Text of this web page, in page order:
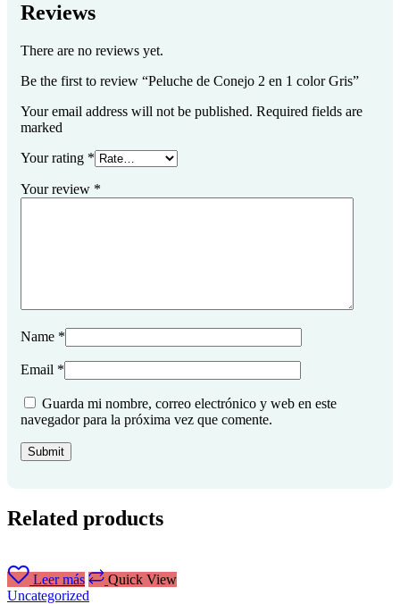
Reviews
There are no reviews yet.
Be the first to review “Peluche de Conejo 2 en 1 color Gris”
Your email address will not be published. Required fields are
marked
Your rating *
Your review *
Name *
Email *
Guarda mi nombre, correo electrónico y web en este
navegador para la próxima vez que comente.
Related products
Leer más
Quick View
Uncategorized